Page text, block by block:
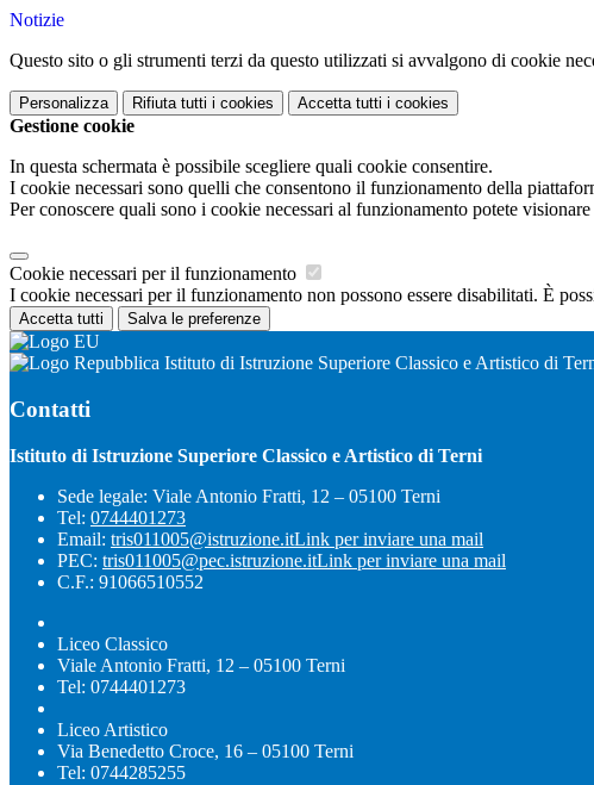
Notizie
Questo sito o gli strumenti terzi da questo utilizzati si avvalgono di cookie
Personalizza Rifiuta tutti i cookies Accetta tutti i cookies
Gestione cookie
In questa schermata è possibile scegliere quali cookie consentire.
I cookie necessari sono quelli che consentono il funzionamento della
Per conoscere quali sono i cookie necessari al funzionamento potete visionare
Cookie necessari per il funzionamento
I cookie necessari per il funzionamento non possono essere disabilitati. È
Accetta tutti Salva le preferenze
Istituto di Istruzione Superiore Classico e Artistico di
Contatti
Istituto di Istruzione Superiore Classico e Artistico di Terni
Sede legale: Viale Antonio Fratti, 12 – 05100 Terni
Tel: 0744401273
Email: tris011005@istruzione.itLink per inviare una mail
PEC: tris011005@pec.istruzione.itLink per inviare una mail
C.F.: 91066510552
Liceo Classico
Viale Antonio Fratti, 12 – 05100 Terni
Tel: 0744401273
Liceo Artistico
Via Benedetto Croce, 16 – 05100 Terni
Tel: 0744285255